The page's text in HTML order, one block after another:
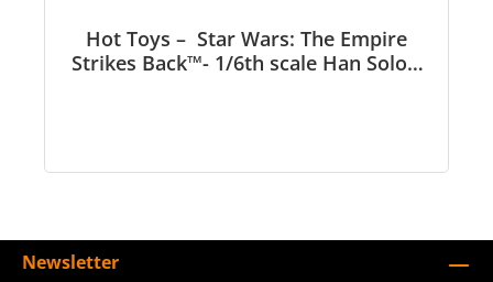
Hot Toys – Star Wars: The Empire
Strikes Back™- 1/6th scale Han Solo™
Newsletter